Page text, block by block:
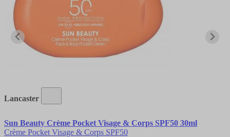
Lancaster
Sun Beauty Crème Pocket Visage & Corps SPF50 30ml
Crème Pocket Visage & Corps SPF50